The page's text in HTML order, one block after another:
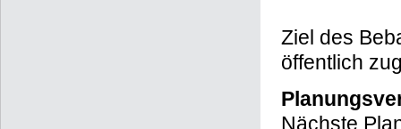
Ziel des
öffentlich
Nächste